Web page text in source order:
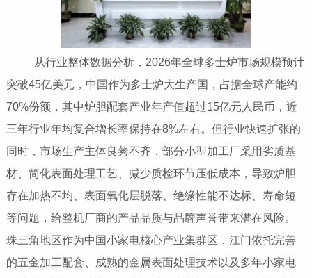
从行业整体数据分析，2026年全球多士炉市场规模预计
突破45亿美元，中国作为多士炉大生产国，占据全球产能约
70%份额，其中炉胆配套产业年产值超过15亿元人民币，近
三年行业年均复合增长率保持在8%左右。但行业快速扩张的
同时，市场生产主体良莠不齐，部分小型加工厂采用劣质基
材、简化表面处理工艺、减少质检环节压低成本，导致炉胆
存在加热不均、表面氧化层脱落、绝缘性能不达标、寿命短
等问题，给整机厂商的产品品质与品牌声誉带来潜在风险。
珠三角地区作为中国小家电核心产业集群区，江门依托完善
的五金加工配套、成熟的金属表面处理技术以及多年小家电